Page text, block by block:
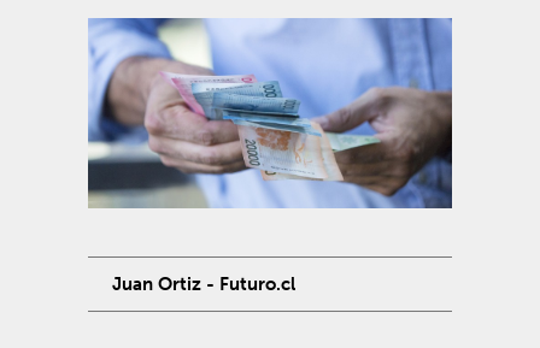
Juan Ortiz - Futuro.cl